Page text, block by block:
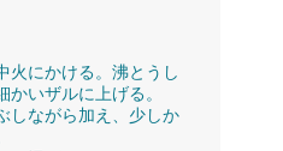
火にかける。沸とうし
いザルに上げる。
しながら加え、少しか